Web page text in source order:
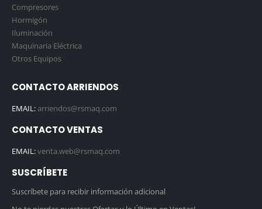
Compresores
Hormigón
Iluminación
Maquinaria Eléctrica
Otros Equipos
CONTACTO ARRIENDOS
EMAIL:arriendos@rsmaq.com
CONTACTO VENTAS
EMAIL:venta.web@rsmaq.com
SUSCRÍBETE
Suscríbete para recibir información adicional